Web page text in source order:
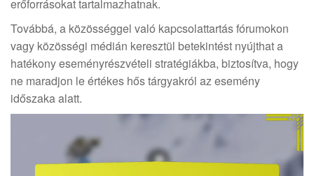
erőforrásokat tartalmazhatnak.
Továbbá, a közösséggel való kapcsolattartás fórumokon
vagy közösségi médián keresztül betekintést nyújthat a
hatékony eseményrészvételi stratégiákba, biztosítva, hogy
ne maradjon le értékes hős tárgyakról az esemény
időszaka alatt.